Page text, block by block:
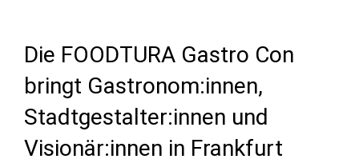
Die FOODTURA Gastro Con
bringt Gastronom:innen,
Stadtgestalter:innen und
Visionär:innen in Frankfurt